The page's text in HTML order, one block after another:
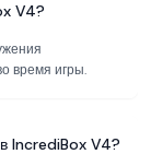
V4?
время игры.
IncrediBox V4?